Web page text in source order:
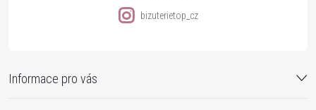
Informace pro vás
bizuterietop_cz